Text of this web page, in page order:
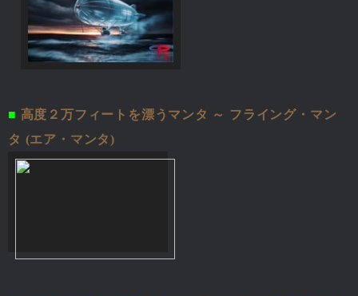
■ 高度２万フィートを漂うマンタ ～ フライング・マン
タ (エア・マンタ)